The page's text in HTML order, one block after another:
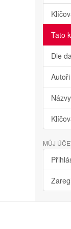
Tato
Dle
Autoři
Názvy
MŮJ